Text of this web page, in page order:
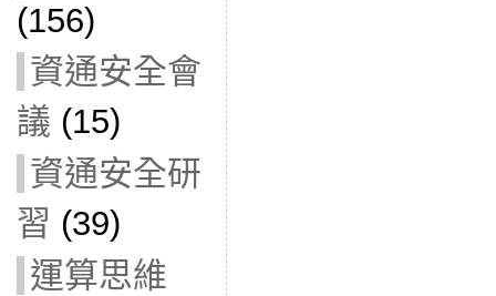
(156)
資通安全會
議 (15)
資通安全研
習 (39)
運算思維